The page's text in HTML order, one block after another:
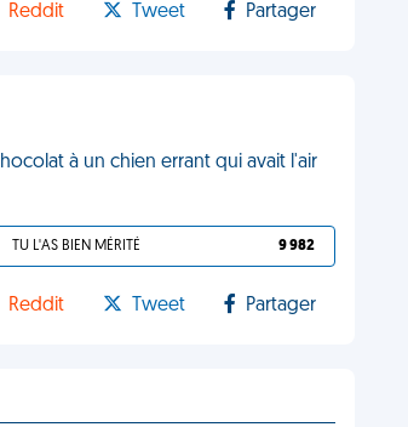
Reddit Tweet Partager
à un chien errant qui avait l'air
TU L'AS BIEN MÉRITÉ 9 982
Reddit Tweet Partager